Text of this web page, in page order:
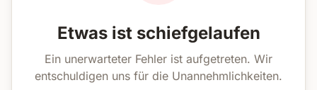
Etwas ist schiefgelaufen
Ein unerwarteter Fehler ist aufgetreten. Wir
entschuldigen uns für die Unannehmlichkeiten.